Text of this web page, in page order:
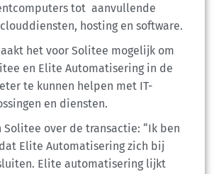
tot aanvullende
hosting en software.
het voor Solitee mogelijk om
en Elite Automatisering in de
te kunnen helpen met IT-
en diensten.
Solitee over de transactie: “Ik ben
Elite Automatisering zich bij
Elite automatisering lijkt